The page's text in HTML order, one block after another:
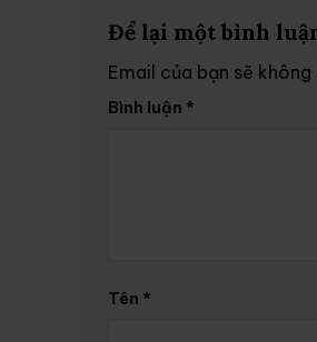
Để lại một bình
Email của bạn sẽ
Bình luận *
Tên *